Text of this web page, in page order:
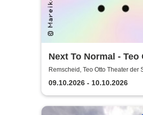
Next To Normal - Teo
Theater der Stadt
Remscheid, Teo Otto Theater der
Remscheid
09.10.2026 - 10.10.2026